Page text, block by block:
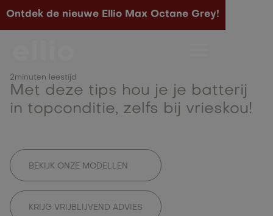
Ontdek de nieuwe Ellio Max Octane Grey!
2minuten leestijd
Met deze tips hou je je batterij
in topconditie, zelfs bij vrieskou!
BEKIJK ONZE MODELLEN
KRIJG VRIJBLIJVEND ADVIES